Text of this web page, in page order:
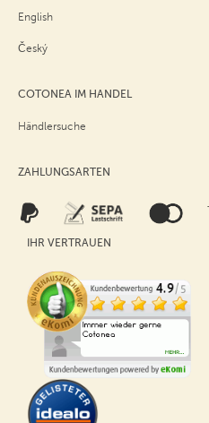
English
Český
COTONEA IM HANDEL
Händlersuche
ZAHLUNGSARTEN
IHR VERTRAUEN